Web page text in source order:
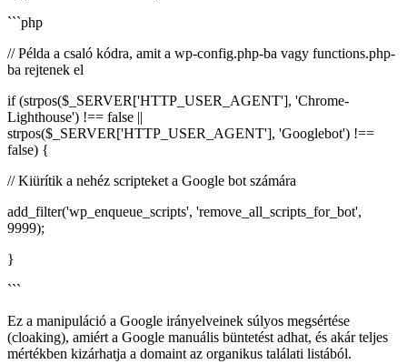
```php
// Példa a csaló kódra, amit a wp-config.php-ba vagy functions.php-
ba rejtenek el
if (strpos($_SERVER['HTTP_USER_AGENT'], 'Chrome-
Lighthouse') !== false ||
strpos($_SERVER['HTTP_USER_AGENT'], 'Googlebot') !==
false) {
// Kiürítik a nehéz scripteket a Google bot számára
add_filter('wp_enqueue_scripts', 'remove_all_scripts_for_bot',
9999);
}
```
Ez a manipuláció a Google irányelveinek súlyos megsértése
(cloaking), amiért a Google manuális büntetést adhat, és akár teljes
mértékben kizárhatja a domaint az organikus találati listából.